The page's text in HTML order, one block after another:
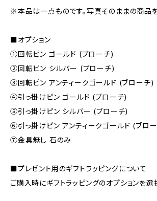
※本品は一点ものです。写真そのままの商品を
■オプション
①回転ピン ゴールド (ブローチ)
②回転ピン シルバー (ブローチ)
③回転ピン アンティークゴールド (ブローチ)
④引っ掛けピン ゴールド (ブローチ)
⑤引っ掛けピン シルバー (ブローチ)
⑥引っ掛けピン アンティークゴールド (ブロ
⑦金具無し 石のみ
■プレゼント用のギフトラッピングについて
ご購入時にギフトラッピングのオプションを選